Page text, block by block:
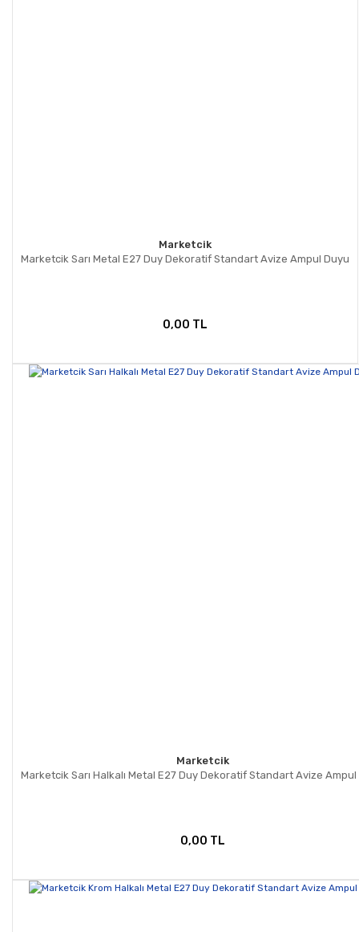
Marketcik
Marketcik Sarı Metal E27 Duy Dekoratif Standart Avize Ampul Duyu
0,00 TL
Marketcik
Marketcik Sarı Halkalı Metal E27 Duy Dekoratif Standart Avize Ampul
0,00 TL